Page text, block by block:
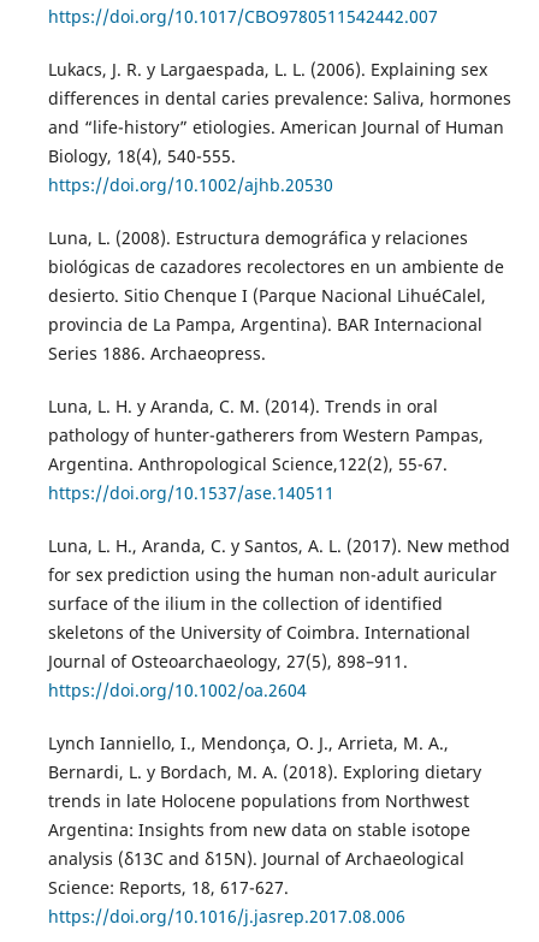
https://doi.org/10.1017/CBO9780511542442.007
Lukacs, J. R. y Largaespada, L. L. (2006). Explaining sex
differences in dental caries prevalence: Saliva, hormones
and “life-history” etiologies. American Journal of Human
Biology, 18(4), 540-555.
https://doi.org/10.1002/ajhb.20530
Luna, L. (2008). Estructura demográfica y relaciones
biológicas de cazadores recolectores en un ambiente de
desierto. Sitio Chenque I (Parque Nacional LihuéCalel,
provincia de La Pampa, Argentina). BAR Internacional
Series 1886. Archaeopress.
Luna, L. H. y Aranda, C. M. (2014). Trends in oral
pathology of hunter-gatherers from Western Pampas,
Argentina. Anthropological Science,122(2), 55-67.
https://doi.org/10.1537/ase.140511
Luna, L. H., Aranda, C. y Santos, A. L. (2017). New method
for sex prediction using the human non-adult auricular
surface of the ilium in the collection of identified
skeletons of the University of Coimbra. International
Journal of Osteoarchaeology, 27(5), 898–911.
https://doi.org/10.1002/oa.2604
Lynch Ianniello, I., Mendonça, O. J., Arrieta, M. A.,
Bernardi, L. y Bordach, M. A. (2018). Exploring dietary
trends in late Holocene populations from Northwest
Argentina: Insights from new data on stable isotope
analysis (δ13C and δ15N). Journal of Archaeological
Science: Reports, 18, 617-627.
https://doi.org/10.1016/j.jasrep.2017.08.006